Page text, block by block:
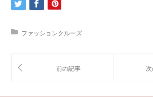
ファッションクルーズ